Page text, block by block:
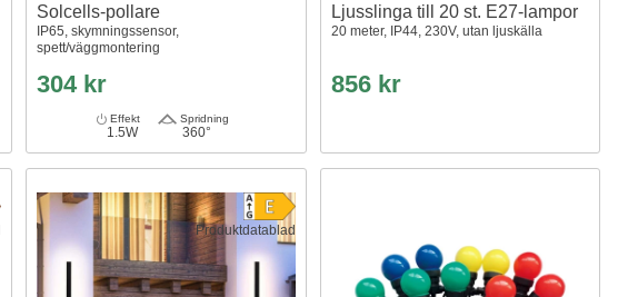
Solcells-pollare
IP65, skymningssensor,
spett/väggmontering
304 kr
Effekt
1.5W
Spridning
360°
Ljusslinga till 20 st. E27-lampor
20 meter, IP44, 230V, utan ljuskälla
856 kr
Produktdatablad